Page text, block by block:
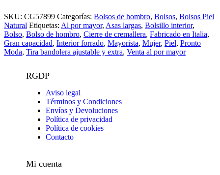
SKU: CG57899 Categorías: Bolsos de hombro, Bolsos, Bolsos Piel
Natural Etiquetas: Al por mayor, Asas largas, Bolsillo interior,
Bolso, Bolso de hombro, Cierre de cremallera, Fabricado en Italia,
Gran capacidad, Interior forrado, Mayorista, Mujer, Piel, Pronto
Moda, Tira bandolera ajustable y extra, Venta al por mayor
RGDP
Aviso legal
Términos y Condiciones
Envíos y Devoluciones
Política de privacidad
Política de cookies
Contacto
Mi cuenta